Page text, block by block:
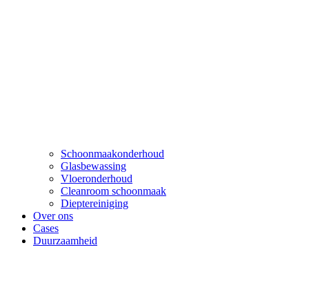
Schoonmaakonderhoud
Glasbewassing
Vloeronderhoud
Cleanroom schoonmaak
Dieptereiniging
Over ons
Cases
Duurzaamheid